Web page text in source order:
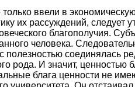
ввели в
их рассуждений, следует
благополучия.
человека.
соединялась
рода. И значит, ценностью
блага ценности не